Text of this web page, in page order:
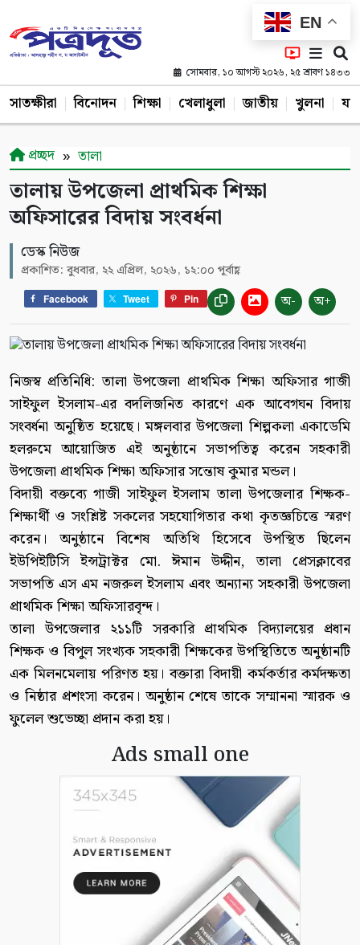
EN
সোমবার, ১০ আগস্ট ২০২৬, ২৫ শ্রাবণ ১৪৩৩
সাতক্ষীরা বিনোদন শিক্ষা খেলাধুলা জাতীয় খুলনা
প্রচ্ছদ তালা
তালায় উপজেলা প্রাথমিক শিক্ষা
অফিসারের বিদায় সংবর্ধনা
ডেস্ক নিউজ
প্রকাশিত: বুধবার, ২২ এপ্রিল, ২০২৬, ১২:০০ পূর্বাহ্ণ
Facebook Tweet Pin অ- অ+
নিজস্ব প্রতিনিধি: তালা উপজেলা প্রাথমিক শিক্ষা অফিসার গাজী
সাইফুল ইসলাম-এর বদলিজনিত কারণে এক আবেগঘন বিদায়
সংবর্ধনা অনুষ্ঠিত হয়েছে। মঙ্গলবার উপজেলা শিল্পকলা একাডেমি
হলরুমে আয়োজিত এই অনুষ্ঠানে সভাপতিত্ব করেন সহকারী
উপজেলা প্রাথমিক শিক্ষা অফিসার সন্তোষ কুমার মন্ডল।
বিদায়ী বক্তব্যে গাজী সাইফুল ইসলাম তালা উপজেলার শিক্ষক-
শিক্ষার্থী ও সংশ্লিষ্ট সকলের সহযোগিতার কথা কৃতজ্ঞচিত্তে স্মরণ
করেন। অনুষ্ঠানে বিশেষ অতিথি হিসেবে উপস্থিত ছিলেন
ইউপিইটিসি ইন্সট্রাক্টর মো. ঈমান উদ্দীন, তালা প্রেসক্লাবের
সভাপতি এস এম নজরুল ইসলাম এবং অন্যান্য সহকারী উপজেলা
প্রাথমিক শিক্ষা অফিসারবৃন্দ।
তালা উপজেলার ২১১টি সরকারি প্রাথমিক বিদ্যালয়ের প্রধান
শিক্ষক ও বিপুল সংখ্যক সহকারী শিক্ষকের উপস্থিতিতে অনুষ্ঠানটি
এক মিলনমেলায় পরিণত হয়। বক্তারা বিদায়ী কর্মকর্তার কর্মদক্ষতা
ও নিষ্ঠার প্রশংসা করেন। অনুষ্ঠান শেষে তাকে সম্মাননা স্মারক ও
ফুলেল শুভেচ্ছা প্রদান করা হয়।
Ads small one